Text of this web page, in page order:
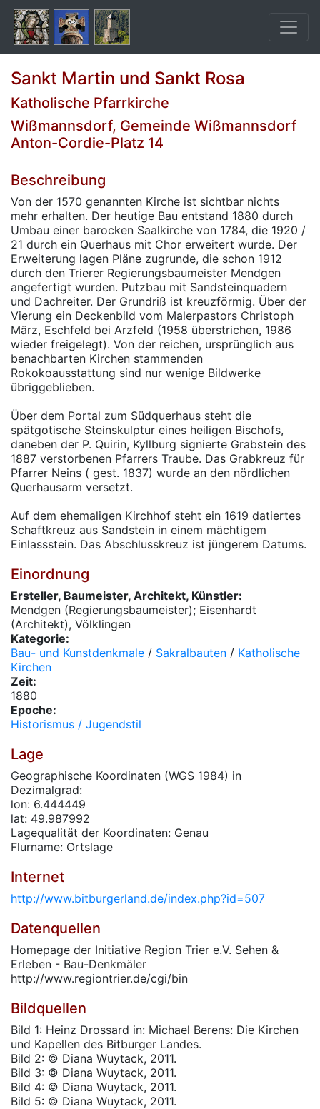
Sankt Martin und Sankt Rosa
Katholische Pfarrkirche
Wißmannsdorf, Gemeinde Wißmannsdorf
Anton-Cordie-Platz 14
Beschreibung
Von der 1570 genannten Kirche ist sichtbar nichts
mehr erhalten. Der heutige Bau entstand 1880 durch
Umbau einer barocken Saalkirche von 1784, die 1920 /
21 durch ein Querhaus mit Chor erweitert wurde. Der
Erweiterung lagen Pläne zugrunde, die schon 1912
durch den Trierer Regierungsbaumeister Mendgen
angefertigt wurden. Putzbau mit Sandsteinquadern
und Dachreiter. Der Grundriß ist kreuzförmig. Über der
Vierung ein Deckenbild vom Malerpastors Christoph
März, Eschfeld bei Arzfeld (1958 überstrichen, 1986
wieder freigelegt). Von der reichen, ursprünglich aus
benachbarten Kirchen stammenden
Rokokoausstattung sind nur wenige Bildwerke
übriggeblieben.
Über dem Portal zum Südquerhaus steht die
spätgotische Steinskulptur eines heiligen Bischofs,
daneben der P. Quirin, Kyllburg signierte Grabstein des
1887 verstorbenen Pfarrers Traube. Das Grabkreuz für
Pfarrer Neins ( gest. 1837) wurde an den nördlichen
Querhausarm versetzt.
Auf dem ehemaligen Kirchhof steht ein 1619 datiertes
Schaftkreuz aus Sandstein in einem mächtigem
Einlassstein. Das Abschlusskreuz ist jüngerem Datums.
Einordnung
Ersteller, Baumeister, Architekt, Künstler:
Mendgen (Regierungsbaumeister); Eisenhardt
(Architekt), Völklingen
Kategorie:
Bau- und Kunstdenkmale / Sakralbauten / Katholische
Kirchen
Zeit:
1880
Epoche:
Historismus / Jugendstil
Lage
Geographische Koordinaten (WGS 1984) in
Dezimalgrad:
lon: 6.444449
lat: 49.987992
Lagequalität der Koordinaten: Genau
Flurname: Ortslage
Internet
http://www.bitburgerland.de/index.php?id=507
Datenquellen
Homepage der Initiative Region Trier e.V. Sehen &
Erleben - Bau-Denkmäler
http://www.regiontrier.de/cgi/bin
Bildquellen
Bild 1: Heinz Drossard in: Michael Berens: Die Kirchen
und Kapellen des Bitburger Landes.
Bild 2: © Diana Wuytack, 2011.
Bild 3: © Diana Wuytack, 2011.
Bild 4: © Diana Wuytack, 2011.
Bild 5: © Diana Wuytack, 2011.